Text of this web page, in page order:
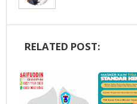
RELATED POST: